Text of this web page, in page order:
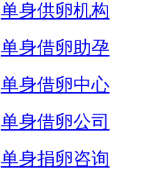
单身供卵机构
单身借卵助孕
单身借卵中心
单身借卵公司
单身捐卵咨询